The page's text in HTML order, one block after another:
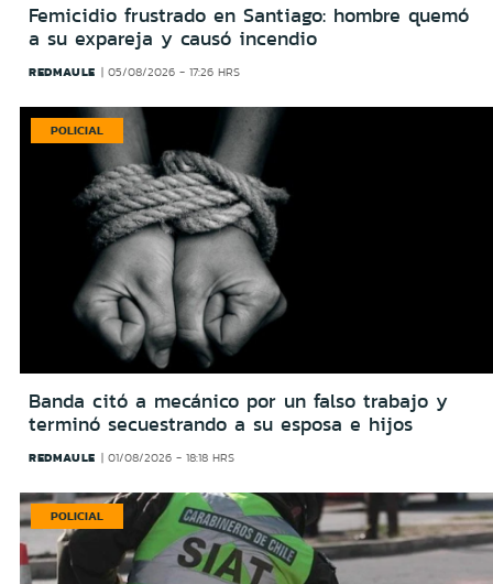
Femicidio frustrado en Santiago: hombre quemó
a su expareja y causó incendio
REDMAULE 05/08/2026 - 17:26 HRS
POLICIAL
Banda citó a mecánico por un falso trabajo y
terminó secuestrando a su esposa e hijos
REDMAULE 01/08/2026 - 18:18 HRS
POLICIAL